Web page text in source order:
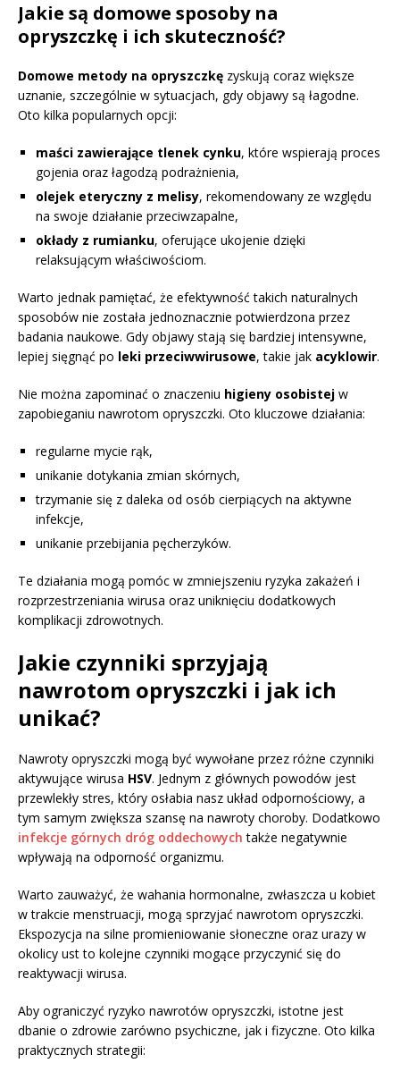
Jakie są domowe sposoby na
opryszczkę i ich skuteczność?
Domowe metody na opryszczkę zyskują coraz większe
uznanie, szczególnie w sytuacjach, gdy objawy są łagodne.
Oto kilka popularnych opcji:
maści zawierające tlenek cynku, które wspierają proces
gojenia oraz łagodzą podrażnienia,
olejek eteryczny z melisy, rekomendowany ze względu
na swoje działanie przeciwzapalne,
okłady z rumianku, oferujące ukojenie dzięki
relaksującym właściwościom.
Warto jednak pamiętać, że efektywność takich naturalnych
sposobów nie została jednoznacznie potwierdzona przez
badania naukowe. Gdy objawy stają się bardziej intensywne,
lepiej sięgnąć po leki przeciwwirusowe, takie jak acyklowir.
Nie można zapominać o znaczeniu higieny osobistej w
zapobieganiu nawrotom opryszczki. Oto kluczowe działania:
regularne mycie rąk,
unikanie dotykania zmian skórnych,
trzymanie się z daleka od osób cierpiących na aktywne
infekcje,
unikanie przebijania pęcherzyków.
Te działania mogą pomóc w zmniejszeniu ryzyka zakażeń i
rozprzestrzeniania wirusa oraz uniknięciu dodatkowych
komplikacji zdrowotnych.
Jakie czynniki sprzyjają
nawrotom opryszczki i jak ich
unikać?
Nawroty opryszczki mogą być wywołane przez różne czynniki
aktywujące wirusa HSV. Jednym z głównych powodów jest
przewlekły stres, który osłabia nasz układ odpornościowy, a
tym samym zwiększa szansę na nawroty choroby. Dodatkowo
infekcje górnych dróg oddechowych także negatywnie
wpływają na odporność organizmu.
Warto zauważyć, że wahania hormonalne, zwłaszcza u kobiet
w trakcie menstruacji, mogą sprzyjać nawrotom opryszczki.
Ekspozycja na silne promieniowanie słoneczne oraz urazy w
okolicy ust to kolejne czynniki mogące przyczynić się do
reaktywacji wirusa.
Aby ograniczyć ryzyko nawrotów opryszczki, istotne jest
dbanie o zdrowie zarówno psychiczne, jak i fizyczne. Oto kilka
praktycznych strategii: